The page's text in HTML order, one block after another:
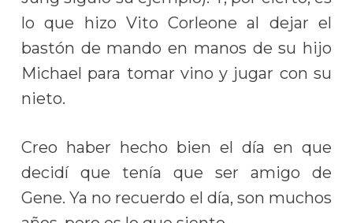
lo que hizo Vito Corleone al dejar el
bastón de mando en manos de su hijo
Michael para tomar vino y jugar con su
nieto.
Creo haber hecho bien el día en que
decidí que tenía que ser amigo de
Gene. Ya no recuerdo el día, son muchos